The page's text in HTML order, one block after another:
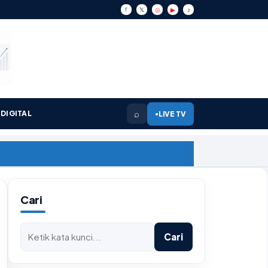
f 𝕏 ◎ ▶ ♪
⌕ ●LIVE TV
Cari
Cari